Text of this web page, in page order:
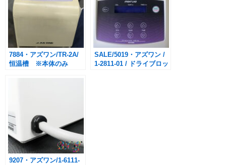
7884・アズワン/TR-2A/
恒温槽 ※本体のみ
SALE/5019・アズワン /
1-2811-01 / ドライブロッ
9207・アズワン/1-6111-